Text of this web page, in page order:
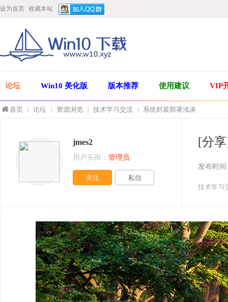
设为首页 收藏本站
论坛 Win10 美化版 版本推荐 使用建议 VIP
首页
»
论坛 资源浏览
›
技术学习交流 系统封装部署浅谈
[分
发布时间
技术学习
jmes2
用户头衔： 管理员
关注 私信